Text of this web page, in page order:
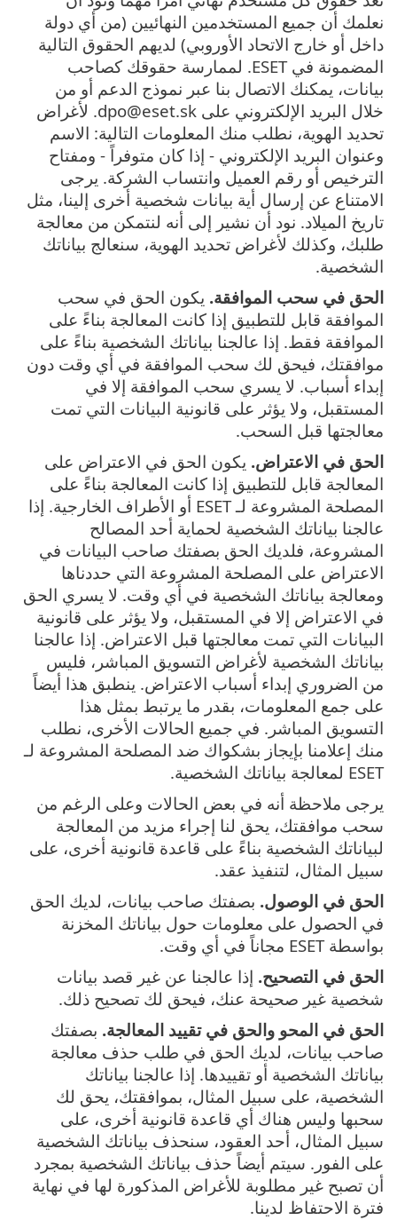
نعلمك أن جميع المستخدمين النهائيين (من أي دولة
داخل أو خارج الاتحاد الأوروبي) لديهم الحقوق التالية
المضمونة في ESET. لممارسة حقوقك كصاحب
بيانات، يمكنك الاتصال بنا عبر نموذج الدعم أو من
خلال البريد الإلكتروني على dpo@eset.sk. لأغراض
تحديد الهوية، نطلب منك المعلومات التالية: الاسم
وعنوان البريد الإلكتروني - إذا كان متوفراً - ومفتاح
الترخيص أو رقم العميل وانتساب الشركة. يرجى
الامتناع عن إرسال أية بيانات شخصية أخرى إلينا، مثل
تاريخ الميلاد. نود أن نشير إلى أنه لنتمكن من معالجة
طلبك، وكذلك لأغراض تحديد الهوية، سنعالج بياناتك
الشخصية.
الحق في سحب الموافقة. يكون الحق في سحب
الموافقة قابل للتطبيق إذا كانت المعالجة بناءً على
الموافقة فقط. إذا عالجنا بياناتك الشخصية بناءً على
موافقتك، فيحق لك سحب الموافقة في أي وقت دون
إبداء أسباب. لا يسري سحب الموافقة إلا في
المستقبل، ولا يؤثر على قانونية البيانات التي تمت
معالجتها قبل السحب.
الحق في الاعتراض. يكون الحق في الاعتراض على
المعالجة قابل للتطبيق إذا كانت المعالجة بناءً على
المصلحة المشروعة لـ ESET أو الأطراف الخارجية. إذا
عالجنا بياناتك الشخصية لحماية أحد المصالح
المشروعة، فلديك الحق بصفتك صاحب البيانات في
الاعتراض على المصلحة المشروعة التي حددناها
ومعالجة بياناتك الشخصية في أي وقت. لا يسري الحق
في الاعتراض إلا في المستقبل، ولا يؤثر على قانونية
البيانات التي تمت معالجتها قبل الاعتراض. إذا عالجنا
بياناتك الشخصية لأغراض التسويق المباشر، فليس
من الضروري إبداء أسباب الاعتراض. ينطبق هذا أيضاً
على جمع المعلومات، بقدر ما يرتبط بمثل هذا
التسويق المباشر. في جميع الحالات الأخرى، نطلب
منك إعلامنا بإيجاز بشكواك ضد المصلحة المشروعة لـ
ESET لمعالجة بياناتك الشخصية.
يرجى ملاحظة أنه في بعض الحالات وعلى الرغم من
سحب موافقتك، يحق لنا إجراء مزيد من المعالجة
لبياناتك الشخصية بناءً على قاعدة قانونية أخرى، على
سبيل المثال، لتنفيذ عقد.
الحق في الوصول. بصفتك صاحب بيانات، لديك الحق
في الحصول على معلومات حول بياناتك المخزنة
بواسطة ESET مجاناً في أي وقت.
الحق في التصحيح. إذا عالجنا عن غير قصد بيانات
شخصية غير صحيحة عنك، فيحق لك تصحيح ذلك.
الحق في المحو والحق في تقييد المعالجة. بصفتك
صاحب بيانات، لديك الحق في طلب حذف معالجة
بياناتك الشخصية أو تقييدها. إذا عالجنا بياناتك
الشخصية، على سبيل المثال، بموافقتك، يحق لك
سحبها وليس هناك أي قاعدة قانونية أخرى، على
سبيل المثال، أحد العقود، سنحذف بياناتك الشخصية
على الفور. سيتم أيضاً حذف بياناتك الشخصية بمجرد
أن تصبح غير مطلوبة للأغراض المذكورة لها في نهاية
فترة الاحتفاظ لدينا.